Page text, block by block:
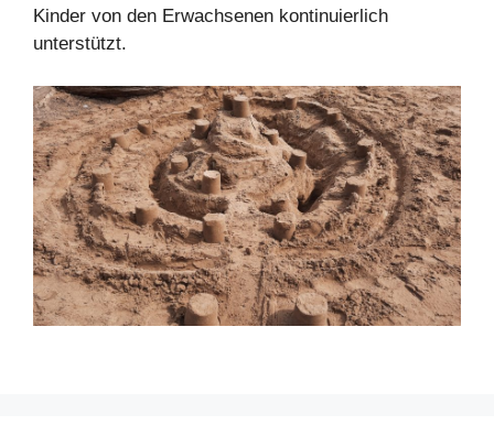
Kinder von den Erwachsenen kontinuierlich
unterstützt.